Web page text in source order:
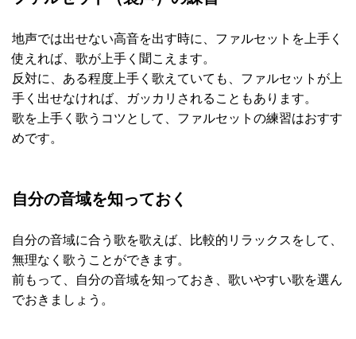
地声では出せない高音を出す時に、ファルセットを上手く
使えれば、歌が上手く聞こえます。
反対に、ある程度上手く歌えていても、ファルセットが上
手く出せなければ、ガッカリされることもあります。
歌を上手く歌うコツとして、ファルセットの練習はおすす
めです。
自分の音域を知っておく
自分の音域に合う歌を歌えば、比較的リラックスをして、
無理なく歌うことができます。
前もって、自分の音域を知っておき、歌いやすい歌を選ん
でおきましょう。